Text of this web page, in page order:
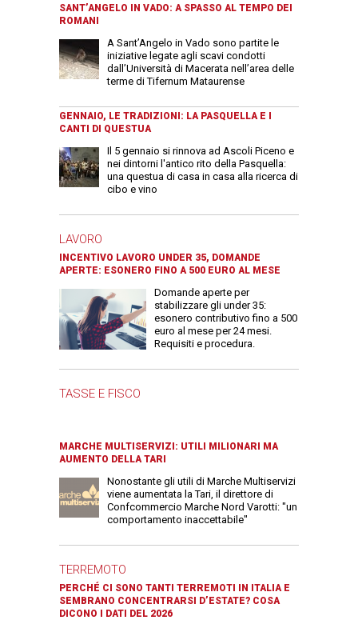
SANT’ANGELO IN VADO: A SPASSO AL TEMPO DEI
ROMANI
A Sant’Angelo in Vado sono partite le
iniziative legate agli scavi condotti
dall’Università di Macerata nell’area delle
terme di Tifernum Mataurense
GENNAIO, LE TRADIZIONI: LA PASQUELLA E I
CANTI DI QUESTUA
Il 5 gennaio si rinnova ad Ascoli Piceno e
nei dintorni l'antico rito della Pasquella:
una questua di casa in casa alla ricerca di
cibo e vino
LAVORO
INCENTIVO LAVORO UNDER 35, DOMANDE
APERTE: ESONERO FINO A 500 EURO AL MESE
Domande aperte per
stabilizzare gli under 35:
esonero contributivo fino a 500
euro al mese per 24 mesi.
Requisiti e procedura.
TASSE E FISCO
MARCHE MULTISERVIZI: UTILI MILIONARI MA
AUMENTO DELLA TARI
Nonostante gli utili di Marche Multiservizi
viene aumentata la Tari, il direttore di
Confcommercio Marche Nord Varotti: "un
comportamento inaccettabile"
TERREMOTO
PERCHÉ CI SONO TANTI TERREMOTI IN ITALIA E
SEMBRANO CONCENTRARSI D’ESTATE? COSA
DICONO I DATI DEL 2026